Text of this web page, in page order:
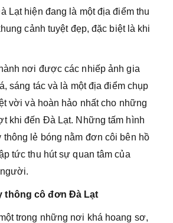
Lạt hiện đang là một địa điểm thu
cảnh tuyệt đẹp, đặc biệt là khi
nơi được các nhiếp ảnh gia
sáng tác và là một địa điểm chụp
vời và hoàn hảo nhất cho những
khi đến Đà Lạt. Những tấm hình
thông lẻ bóng nằm đơn côi bên hồ
tức thu hút sự quan tâm của
thông cô đơn Đà Lạt
trong những nơi khá hoang sơ,